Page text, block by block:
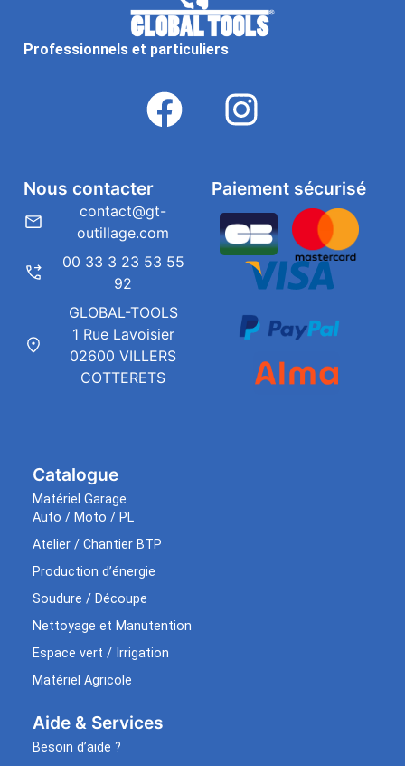
Professionnels et particuliers
Catalogue
Matériel Garage
Auto / Moto / PL
Atelier / Chantier BTP
Production d’énergie
Soudure / Découpe
Nettoyage et Manutention
Espace vert / Irrigation
Matériel Agricole
Aide & Services​
Besoin d’aide ?
Paiement sécurisé
Nous contacter
contact@gt-
outillage.com
00 33 3 23 53 55
92
GLOBAL-TOOLS
1 Rue Lavoisier
02600 VILLERS
COTTERETS